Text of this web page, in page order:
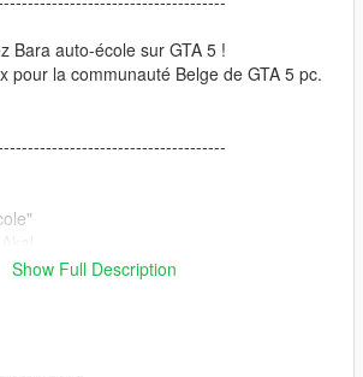
Bara auto-école sur GTA 5 !
pour la communauté Belge de GTA 5 pc.
Show Full Description